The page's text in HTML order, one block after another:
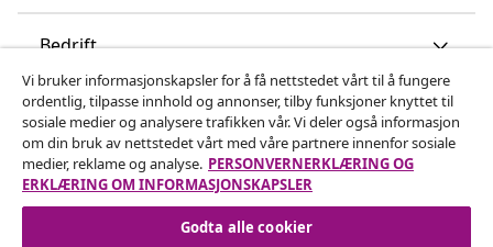
Bedrift
vidaXL
Oppdag mer
Vi bruker informasjonskapsler for å få nettstedet vårt til å fungere
ordentlig, tilpasse innhold og annonser, tilby funksjoner knyttet til
sosiale medier og analysere trafikken vår. Vi deler også informasjon
om din bruk av nettstedet vårt med våre partnere innenfor sosiale
medier, reklame og analyse. PERSONVERNERKLÆRING OG
ERKLÆRING OM INFORMASJONSKAPSLER
Godta alle cookier